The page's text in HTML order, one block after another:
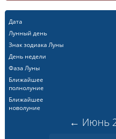
Дата
Лунный день
Знак зодиака Луны
День недели
Фаза Луны
Ближайшее
полнолуние
Ближайшее
новолуние
← Июнь